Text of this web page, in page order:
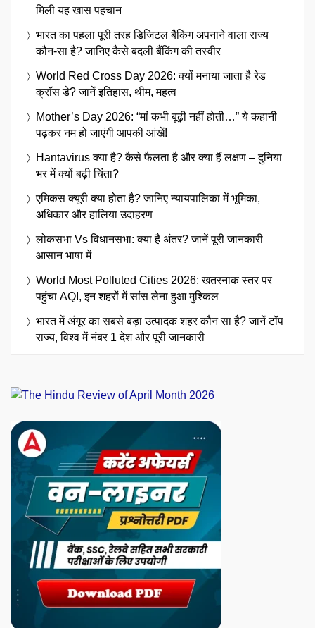
मिली यह खास पहचान
भारत का पहला पूरी तरह डिजिटल बैंकिंग अपनाने वाला राज्य
कौन-सा है? जानिए कैसे बदली बैंकिंग की तस्वीर
World Red Cross Day 2026: क्यों मनाया जाता है रेड
क्रॉस डे? जानें इतिहास, थीम, महत्व
Mother’s Day 2026: “मां कभी बूढ़ी नहीं होती…” ये कहानी
पढ़कर नम हो जाएंगी आपकी आंखें!
Hantavirus क्या है? कैसे फैलता है और क्या हैं लक्षण – दुनिया
भर में क्यों बढ़ी चिंता?
एमिकस क्यूरी क्या होता है? जानिए न्यायपालिका में भूमिका,
अधिकार और हालिया उदाहरण
लोकसभा Vs विधानसभा: क्या है अंतर? जानें पूरी जानकारी
आसान भाषा में
World Most Polluted Cities 2026: खतरनाक स्तर पर
पहुंचा AQI, इन शहरों में सांस लेना हुआ मुश्किल
भारत में अंगूर का सबसे बड़ा उत्पादक शहर कौन सा है? जानें टॉप
राज्य, विश्व में नंबर 1 देश और पूरी जानकारी